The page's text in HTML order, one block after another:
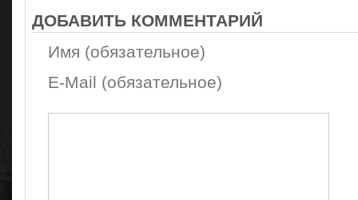
ДОБАВИТЬ КОММЕНТАРИЙ
Имя (обязательное)
E-Mail (обязательное)